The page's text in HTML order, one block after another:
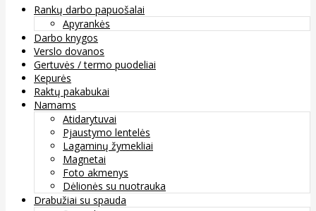
Rankų darbo papuošalai
Apyrankės
Darbo knygos
Verslo dovanos
Gertuvės / termo puodeliai
Kepurės
Raktų pakabukai
Namams
Atidarytuvai
Pjaustymo lentelės
Lagaminų žymekliai
Magnetai
Foto akmenys
Dėlionės su nuotrauka
Drabužiai su spauda